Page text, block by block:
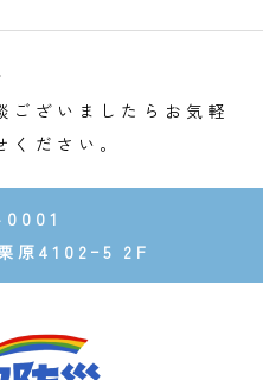
ございましたらお気軽
ください。
原4102ｰ5 2F